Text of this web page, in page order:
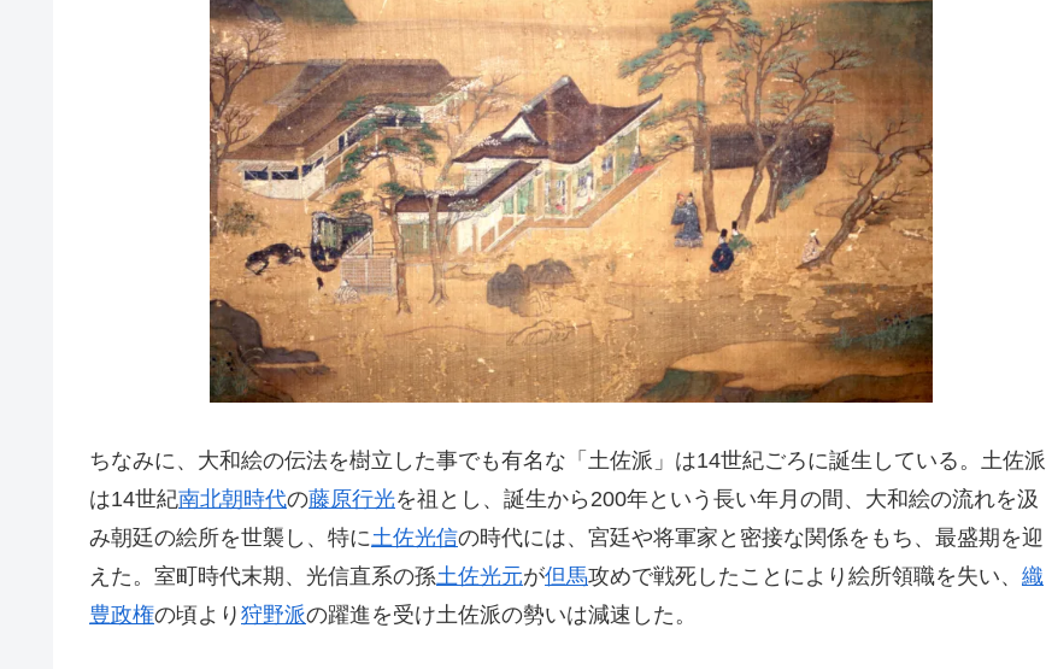
ちなみに、大和絵の伝法を樹立した事でも有名な「土佐派」は14世紀ごろに誕生している。土佐派
は14世紀南北朝時代の藤原行光を祖とし、 誕生から200年という長い年月の間、大和絵の流れを汲
み朝廷の絵所を世襲し、特に土佐光信の時代には、宮廷や将軍家と密接な関係をもち、最盛期を迎
えた。 室町時代末期、光信直系の孫土佐光元が但馬攻めで戦死したことにより絵所領職を失い、 織
豊政権の頃より 狩野派の躍進を受け土佐派の勢いは減速した。